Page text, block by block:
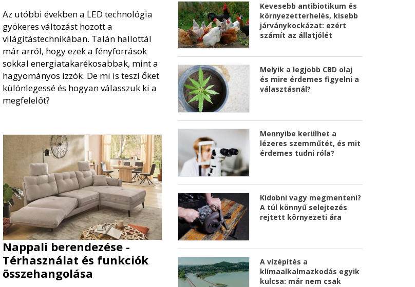
Az utóbbi években a LED technológia
gyökeres változást hozott a
világítástechnikában. Talán hallottál
már arról, hogy ezek a fényforrások
sokkal energiatakarékosabbak, mint a
hagyományos izzók. De mi is teszi őket
különlegessé és hogyan válasszuk ki a
megfelelőt?
Nappali berendezése -
Térhasználat és funkciók
összehangolása
Kevesebb antibiotikum és
környezetterhelés, kisebb
járványkockázat: ezért
számít az állatjólét
Melyik a legjobb CBD olaj
és mire érdemes figyelni a
választásnál?
Mennyibe kerülhet a
lézeres szemműtét, és mit
érdemes tudni róla?
Kidobni vagy megmenteni?
A túl könnyű selejtezés
rejtett környezeti ára
A vízépítés a
klímaalkalmazkodás egyik
kulcsa: már nem csak